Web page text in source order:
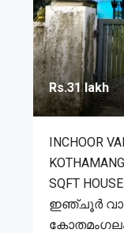
Rs.31 lakh
INCHOOR
SQFT
ഇഞ്ചൂർ